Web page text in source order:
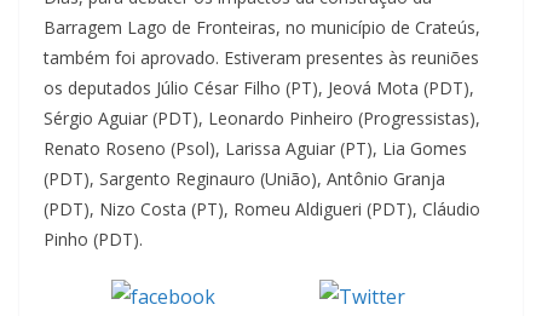
Barragem Lago de Fronteiras, no município de Crateús,
também foi aprovado. Estiveram presentes às reuniões
os deputados Júlio César Filho (PT), Jeová Mota (PDT),
Sérgio Aguiar (PDT), Leonardo Pinheiro (Progressistas),
Renato Roseno (Psol), Larissa Aguiar (PT), Lia Gomes
(PDT), Sargento Reginauro (União), Antônio Granja
(PDT), Nizo Costa (PT), Romeu Aldigueri (PDT), Cláudio
Pinho (PDT).